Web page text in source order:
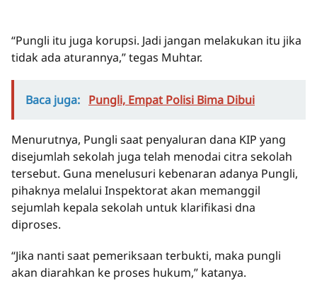
“Pungli itu juga korupsi. Jadi jangan melakukan itu jika
tidak ada aturannya,” tegas Muhtar.
Baca juga: Pungli, Empat Polisi Bima Dibui
Menurutnya, Pungli saat penyaluran dana KIP yang
disejumlah sekolah juga telah menodai citra sekolah
tersebut. Guna menelusuri kebenaran adanya Pungli,
pihaknya melalui Inspektorat akan memanggil
sejumlah kepala sekolah untuk klarifikasi dna
diproses.
“Jika nanti saat pemeriksaan terbukti, maka pungli
akan diarahkan ke proses hukum,” katanya.